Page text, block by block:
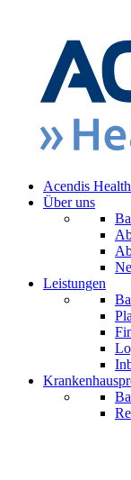
Acendis
Über uns
Leistungen